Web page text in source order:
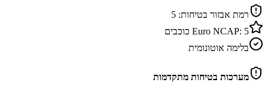
רמת אבזור בטיחות: 5
Euro NCAP: 5
כוכבים
בלימה אוטונומית
מערכות בטיחות מתקדמות